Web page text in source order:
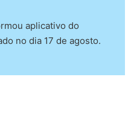
aplicativo do
no dia 17 de agosto.